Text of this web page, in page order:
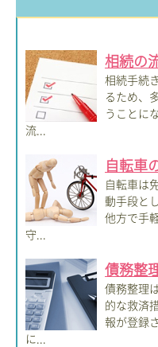
相続の
相続手続
るため、
うことに
流...
自転車
自転車は
動手段と
他方で手
守...
債務整
債務整理
的な救済
報が登録
に...